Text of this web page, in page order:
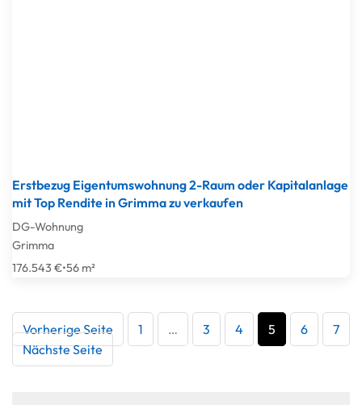
Erstbezug Eigentumswohnung 2-Raum oder Kapitalanlage
mit Top Rendite in Grimma zu verkaufen
DG-Wohnung
Grimma
176.543 €•56 m²
Vorherige Seite 1 … 3 4 5 6
7
Nächste Seite